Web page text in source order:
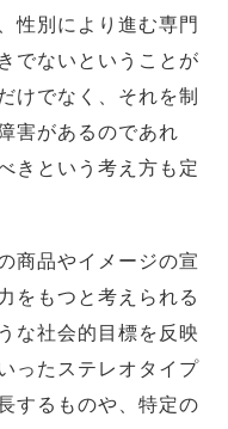
性別により進む専門
でないということが
けでなく、それを制
害があるのであれ
きという考え方も定
商品やイメージの宣
をもつと考えられる
な社会的目標を反映
ったステレオタイプ
するものや、特定の